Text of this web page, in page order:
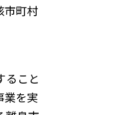
市町村
ること
業を実